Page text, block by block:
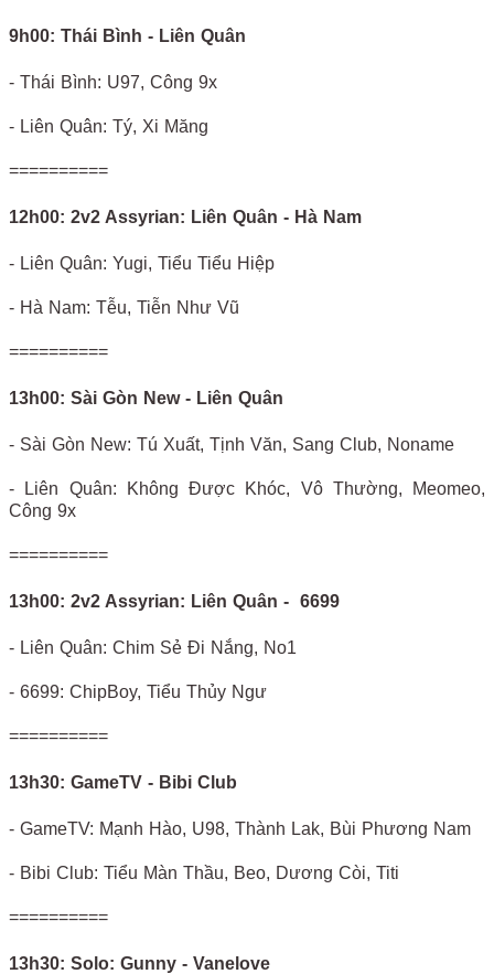
9h00: Thái Bình - Liên Quân
- Thái Bình: U97, Công 9x
- Liên Quân: Tý, Xi Măng
==========
12h00: 2v2 Assyrian: Liên Quân - Hà Nam
- Liên Quân: Yugi, Tiểu Tiểu Hiệp
- Hà Nam: Tễu, Tiễn Như Vũ
==========
13h00: Sài Gòn New - Liên Quân
- Sài Gòn New: Tú Xuất, Tịnh Văn, Sang Club, Noname
- Liên Quân: Không Được Khóc, Vô Thường, Meomeo,
Công 9x
==========
13h00: 2v2 Assyrian: Liên Quân - 6699
- Liên Quân: Chim Sẻ Đi Nắng, No1
- 6699: ChipBoy, Tiểu Thủy Ngư
==========
13h30: GameTV - Bibi Club
- GameTV: Mạnh Hào, U98, Thành Lak, Bùi Phương Nam
- Bibi Club: Tiểu Màn Thầu, Beo, Dương Còi, Titi
==========
13h30: Solo: Gunny - Vanelove